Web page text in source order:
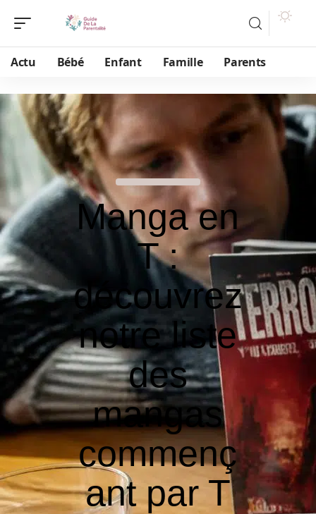
Actu Bébé Enfant Famille Parents
Manga en
T :
découvrez
notre liste
des
mangas
commenç
ant par T